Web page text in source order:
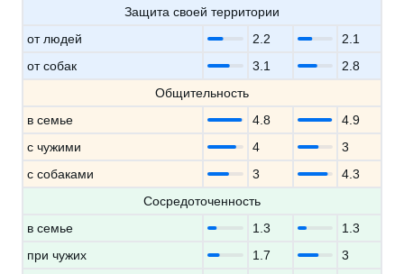
Защита своей территории
от людей
2.2
2.1
от собак
3.1
2.8
Общительность
в семье
4.8
4.9
с чужими
4
3
с собаками
3
4.3
Сосредоточенность
в семье
1.3
1.3
при чужих
1.7
3